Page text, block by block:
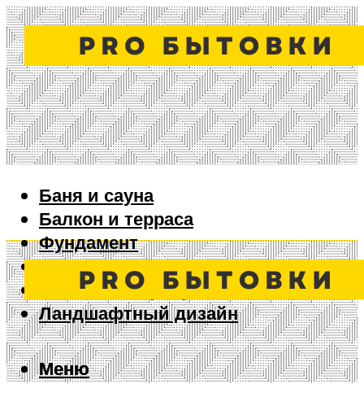
Баня и сауна
Балкон и терраса
Фундамент
Ворота и забор
Дизайн интерьера
Ландшафтный дизайн
Меню
Меню